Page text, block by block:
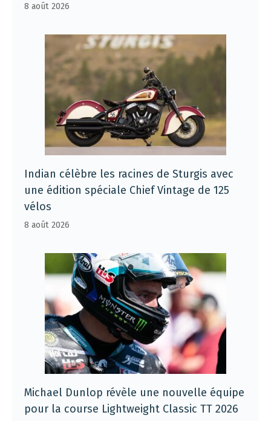
8 août 2026
Indian célèbre les racines de Sturgis avec
une édition spéciale Chief Vintage de 125
vélos
8 août 2026
Michael Dunlop révèle une nouvelle équipe
pour la course Lightweight Classic TT 2026